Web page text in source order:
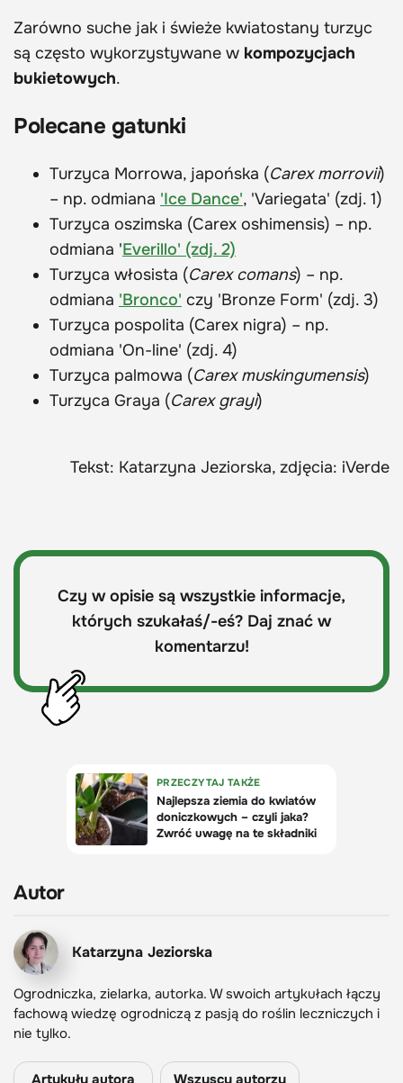
Zarówno suche jak i świeże kwiatostany turzyc
są często wykorzystywane w kompozycjach
bukietowych.
Polecane gatunki
Turzyca Morrowa, japońska (Carex morrovii)
– np. odmiana 'Ice Dance', 'Variegata' (zdj. 1)
Turzyca oszimska (Carex oshimensis) – np.
odmiana 'Everillo' (zdj. 2)
Turzyca włosista (Carex comans) – np.
odmiana 'Bronco' czy 'Bronze Form' (zdj. 3)
Turzyca pospolita (Carex nigra) – np.
odmiana 'On-line' (zdj. 4)
Turzyca palmowa (Carex muskingumensis)
Turzyca Graya (Carex grayi)
Tekst: Katarzyna Jeziorska, zdjęcia: iVerde
Czy w opisie są wszystkie informacje,
których szukałaś/-eś? Daj znać w
komentarzu!
Autor
Katarzyna Jeziorska
Ogrodniczka, zielarka, autorka. W swoich artykułach łączy
fachową wiedzę ogrodniczą z pasją do roślin leczniczych i
nie tylko.